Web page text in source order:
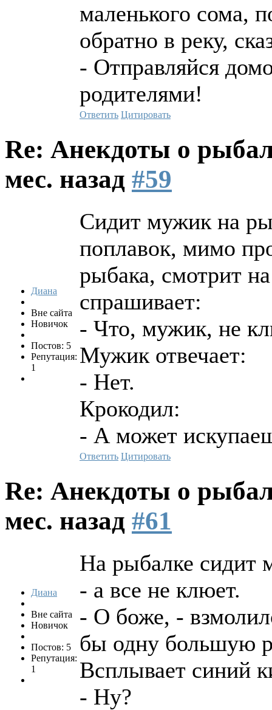
маленького сома,
обратно в реку,
- Отправляйся
родителями!
Ответить Цитировать
Re: Анекдоты о
мес. назад #59
Диана
Вне сайта
Новичок
Постов: 5
Репутация:
1
Сидит мужик на
поплавок, мимо
рыбака, смотрит
спрашивает:
- Что, мужик, не
Мужик отвечает:
- Нет.
Крокодил:
- А может
Ответить Цитировать
Re: Анекдоты о
мес. назад #61
Диана
Вне сайта
Новичок
Постов: 5
Репутация:
1
На рыбалке сидит
- а все не клюет.
- О боже, -
бы одну большую
Всплывает синий
- Ну?